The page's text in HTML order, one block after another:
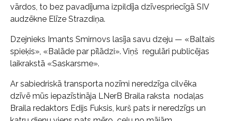
vārdos, to bez pavadījuma izpildīja dzīvespriecīgā SIV
audzēkne Elīze Strazdiņa.
Dzejnieks Imants Smirnovs lasīja savu dzeju — «Baltais
spieķis», «Balāde par pīlādzi». Viņš regulāri publicējas
laikrakstā «Saskarsme».
Ar sabiedriskā transporta nozīmi neredzīga cilvēka
dzīvē mūs iepazīstināja LNerB Braila raksta nodaļas
Braila redaktors Edijs Fuksis, kurš pats ir neredzīgs un